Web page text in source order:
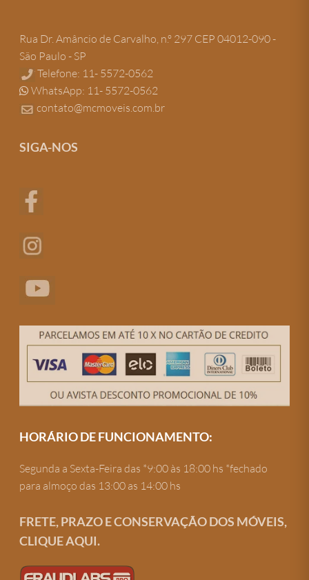
Rua Dr. Amâncio de Carvalho, n.º 297 CEP 04012-090 -
São Paulo - SP
Telefone: 11- 5572-0562
WhatsApp: 11- 5572-0562
contato@mcmoveis.com.br
SIGA-NOS
HORÁRIO DE FUNCIONAMENTO:
Segunda a Sexta-Feira das *9:00 às 18:00 hs *fechado
para almoço das 13:00 as 14:00 hs
FRETE, PRAZO E CONSERVAÇÃO DOS MÓVEIS,
CLIQUE AQUI.